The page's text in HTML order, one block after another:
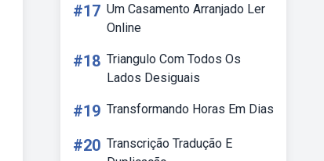
#17 Um Casamento Arranjado Ler
Online
#18 Triangulo Com Todos Os
Lados Desiguais
#19 Transformando Horas Em Dias
#20 Transcrição Tradução E